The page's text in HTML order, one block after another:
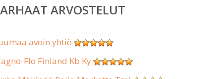
ARVOSTELUT
avoin yhtiö
Flo Finland Kb Ky